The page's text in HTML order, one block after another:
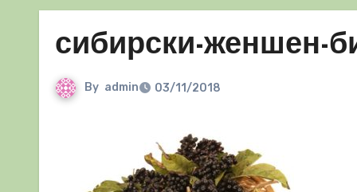
сибирски-женшен-
By admin 03/11/2018